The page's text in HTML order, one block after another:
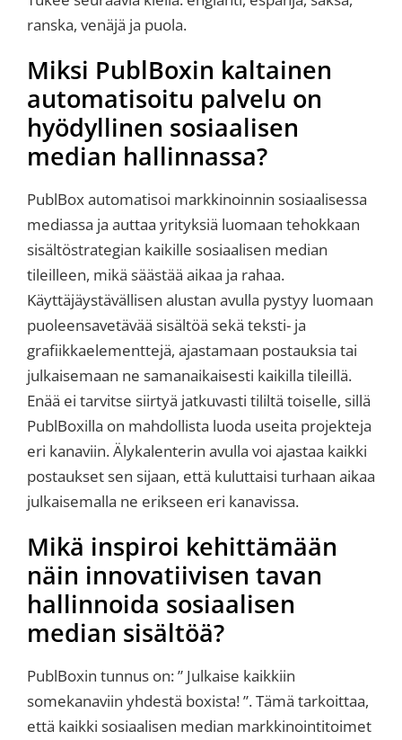
ranska, venäjä ja puola.
Miksi PublBoxin kaltainen
automatisoitu palvelu on
hyödyllinen sosiaalisen
median hallinnassa?
PublBox automatisoi markkinoinnin sosiaalisessa
mediassa ja auttaa yrityksiä luomaan tehokkaan
sisältöstrategian kaikille sosiaalisen median
tileilleen, mikä säästää aikaa ja rahaa.
Käyttäjäystävällisen alustan avulla pystyy luomaan
puoleensavetävää sisältöä sekä teksti- ja
grafiikkaelementtejä, ajastamaan postauksia tai
julkaisemaan ne samanaikaisesti kaikilla tileillä.
Enää ei tarvitse siirtyä jatkuvasti tililtä toiselle, sillä
PublBoxilla on mahdollista luoda useita projekteja
eri kanaviin. Älykalenterin avulla voi ajastaa kaikki
postaukset sen sijaan, että kuluttaisi turhaan aikaa
julkaisemalla ne erikseen eri kanavissa.
Mikä inspiroi kehittämään
näin innovatiivisen tavan
hallinnoida sosiaalisen
median sisältöä?
PublBoxin tunnus on: ” Julkaise kaikkiin
somekanaviin yhdestä boxista! ”. Tämä tarkoittaa,
että kaikki sosiaalisen median markkinointitoimet